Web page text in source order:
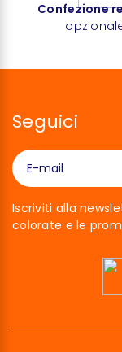
Confezione
Seguici
Iscriviti alla
colorate e le